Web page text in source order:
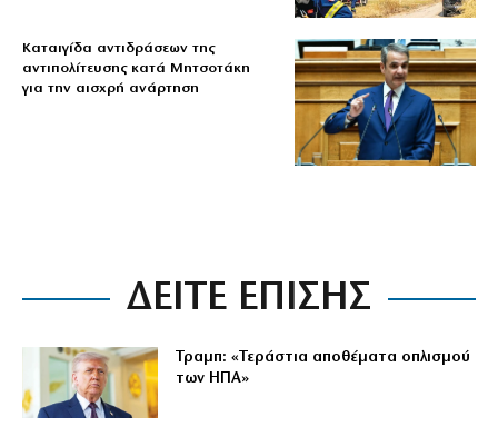
Καταιγίδα αντιδράσεων της
αντιπολίτευσης κατά Μητσοτάκη
για την αισχρή ανάρτηση
ΔΕΙΤΕ ΕΠΙΣΗΣ
Τραμπ: «Τεράστια αποθέματα οπλισμού
των ΗΠΑ»